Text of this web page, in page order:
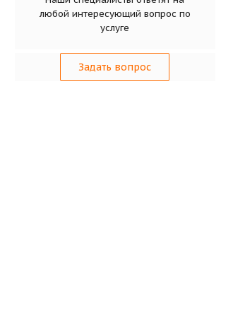
любой интересующий вопрос по
услуге
Задать вопрос